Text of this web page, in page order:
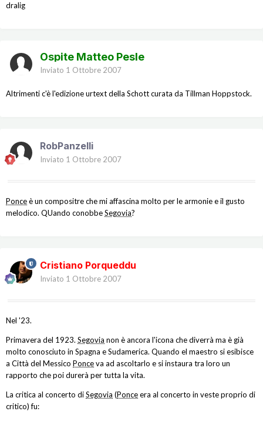
dralig
Ospite Matteo Pesle
Inviato 1 Ottobre 2007
Altrimenti c'è l'edizione urtext della Schott curata da Tillman Hoppstock.
RobPanzelli
Inviato 1 Ottobre 2007
Ponceè un compositre che mi affascina molto per le armonie e il gusto
melodico. QUando conobbeSegovia?
Cristiano Porqueddu
Inviato 1 Ottobre 2007
Nel '23.
Primavera del 1923. Segovia non è ancora l'icona che diverrà ma è già
molto conosciuto in Spagna e Sudamerica. Quando el maestro si esibisce
a Città del Messico Ponceva ad ascoltarlo e si instaura tra loro un
rapporto che poi durerà per tutta la vita.
La critica al concerto diSegovia (Ponceera al concerto in veste proprio di
critico) fu: